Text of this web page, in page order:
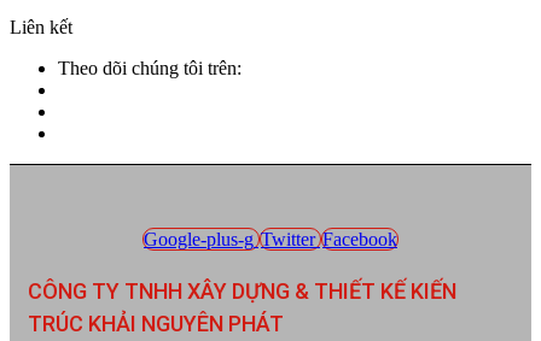
Liên kết
Theo dõi chúng tôi trên:
Google-plus-g Twitter Facebook
CÔNG TY TNHH XÂY DỰNG & THIẾT KẾ KIẾN
TRÚC KHẢI NGUYÊN PHÁT